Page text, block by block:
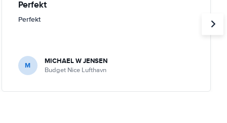
Perfekt
Perfekt
M MICHAEL W JENSEN
Budget Nice Lufthavn